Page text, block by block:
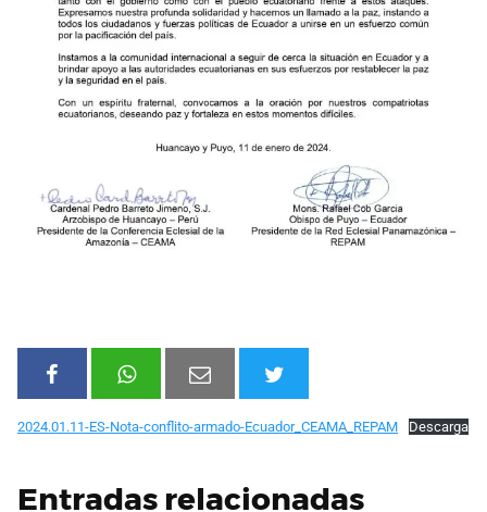
2024.01.11-ES-Nota-conflito-armado-Ecuador_CEAMA_REPAM Descarga
Entradas relacionadas